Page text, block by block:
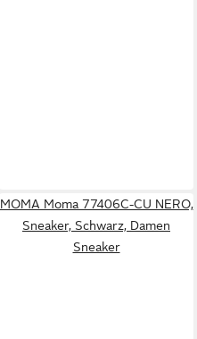
MOMA Moma 77406C-CU NERO,
Sneaker, Schwarz, Damen
Sneaker